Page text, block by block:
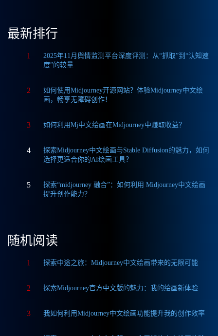
最新排行
1
2025年11月舆情监测平台深度评测：从“抓取”到“认知速
度”的较量
2
如何使用Midjourney开源网站？体验Midjourney中文绘
画，畅享无障碍创作！
3 如何利用Mj中文绘画在Midjourney中赚取收益？
4
探索Midjourney中文绘画与Stable Diffusion的魅力，如何
选择更适合你的AI绘画工具？
5
探索“midjourney 融合”：如何利用 Midjourney中文绘画
提升创作能力？
随机阅读
1 探索中途之旅：Midjourney中文绘画带来的无限可能
2 探索Midjourney官方中文版的魅力：我的绘画新体验
3 我如何利用Midjourney中文绘画功能提升我的创作效率